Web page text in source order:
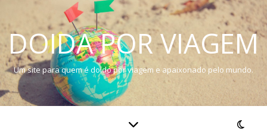
DOIDA POR VIAGEM
Um site para quem é doido por viagem e apaixonado pelo mundo.